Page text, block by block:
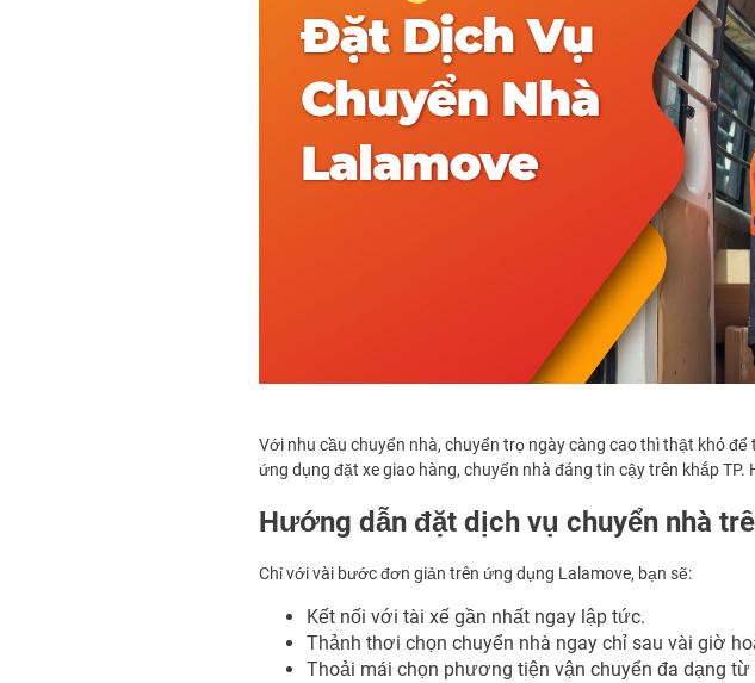
Với nhu cầu chuyển nhà, chuyển trọ ngày càng cao thì thật khó
ứng dụng đặt xe giao hàng, chuyển nhà đáng tin cậy trên khắp TP.
Hướng dẫn đặt dịch vụ chuyển nhà
Chỉ với vài bước đơn giản trên ứng dụng Lalamove, bạn sẽ:
Kết nối với tài xế gần nhất ngay lập tức.
Thảnh thơi chọn chuyển nhà ngay chỉ sau vài giờ
Thoải mái chọn phương tiện vận chuyển đa dạng